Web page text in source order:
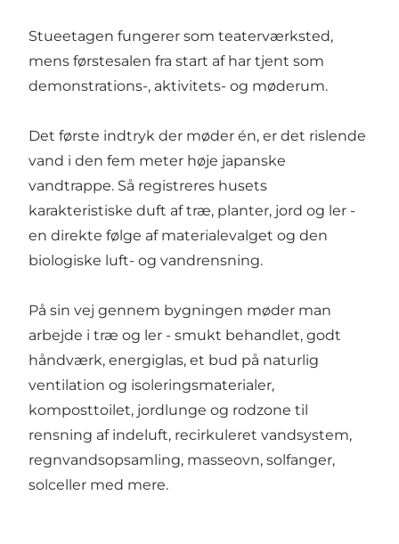
Stueetagen fungerer som teaterværksted,
mens førstesalen fra start af har tjent som
demonstrations-, aktivitets- og møderum.
Det første indtryk der møder én, er det rislende
vand i den fem meter høje japanske
vandtrappe. Så registreres husets
karakteristiske duft af træ, planter, jord og ler -
en direkte følge af materialevalget og den
biologiske luft- og vandrensning.
På sin vej gennem bygningen møder man
arbejde i træ og ler - smukt behandlet, godt
håndværk, energiglas, et bud på naturlig
ventilation og isoleringsmaterialer,
komposttoilet, jordlunge og rodzone til
rensning af indeluft, recirkuleret vandsystem,
regnvandsopsamling, masseovn, solfanger,
solceller med mere.